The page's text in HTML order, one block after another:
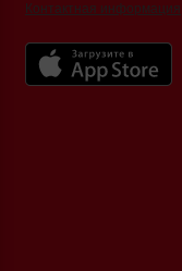
Контактная информация